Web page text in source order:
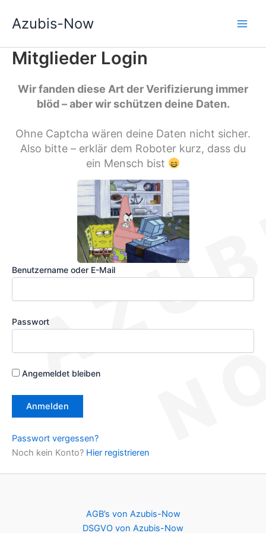
InhaltAzubis-Now
Mitglieder Login
Wir fanden diese Art der Verifizierung immer
blöd – aber wir schützen deine Daten.
Ohne Captcha wären deine Daten nicht sicher.
Also bitte – erklär dem Roboter kurz, dass du
ein Mensch bist
Benutzername oder E-Mail
Passwort
Angemeldet bleiben
Passwort vergessen?
Noch kein Konto? Hier registrieren
AGB’s von Azubis-Now
DSGVO von Azubis-Now